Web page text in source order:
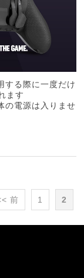
する際に一度だけ
ます
の電源は入りませ
前 1 2